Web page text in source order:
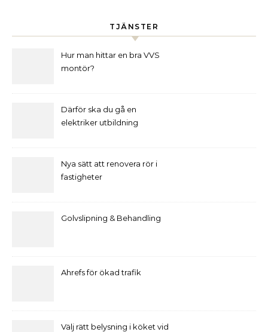
TJÄNSTER
Hur man hittar en bra VVS
montör?
Därför ska du gå en
elektriker utbildning
Nya sätt att renovera rör i
fastigheter
Golvslipning & Behandling
Ahrefs för ökad trafik
Välj rätt belysning i köket vid